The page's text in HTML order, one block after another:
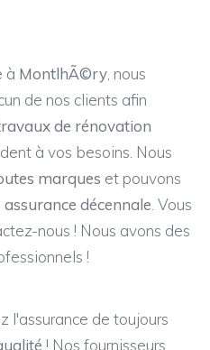
à MontlhÃ©ry, nous
de nos clients afin
de rénovation
à vos besoins. Nous
marques et pouvons
assurance décennale. Vous
nous ! Nous avons des
!
l'assurance de toujours
! Nos fournisseurs